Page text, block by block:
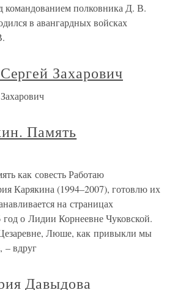
командованием полковника Д. В.
в авангардных войсках
Захарович
Память
как совесть Работаю
Карякина (1994–2007), готовлю их
на страницах
год о Лидии Корнеевне Чуковской.
Люше, как привыкли мы
– вдруг
Давыдова